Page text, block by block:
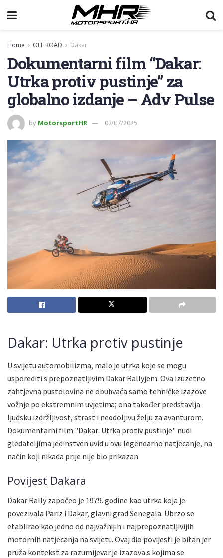
Home OFF ROAD Dakar
Dokumentarni film “Dakar:
Utrka protiv pustinje” za
globalno izdanje – Adv Pulse
by MotorsportHR 07/07/2025
Dakar: Utrka protiv pustinje
U svijetu automobilizma, malo je utrka koje se mogu
usporediti s prepoznatljivim Dakar Rallyjem. Ova izuzetno
zahtjevna pustolovina ne obuhvaća samo tehničke izazove
vožnje po ekstremnim uvjetima; ona također predstavlja
ljudsku izdržljivost, strast i neodoljivu želju za avanturom.
Dokumentarni film "Dakar: Utrka protiv pustinje" nudi
gledateljima jedinstven uvid u ovu legendarno natjecanje, na
način koji nikada prije nije bio prikazan.
Povijest Dakara
Dakar Rally započeo je 1979. godine kao utrka koja je
povezivala Pariz i Dakar, glavni grad Senegala. Ubrzo se
etablirao kao jedno od najvažnijih i najprepoznatljivijih
motornih natjecanja na svijetu. Ovaj dio povijesti je bitan jer
pruža kontekst za razumijevanje izazova s kojima se